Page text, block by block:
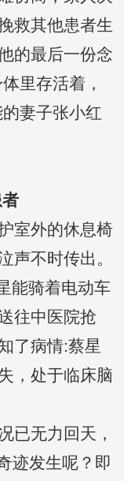
救其他患者生
的最后一份念
里存活着，
妻子张小红
室外的休息椅
声不时传出。
能骑着电动车
往中医院抢
了病情:蔡星
，处于临床脑
无力回天，
迹发生呢？即